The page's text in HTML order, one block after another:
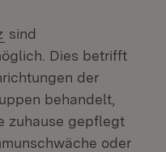
(Öffnet in neuem Fenster)
sind
Dies betrifft
der
behandelt,
zuhause gepflegt
oder